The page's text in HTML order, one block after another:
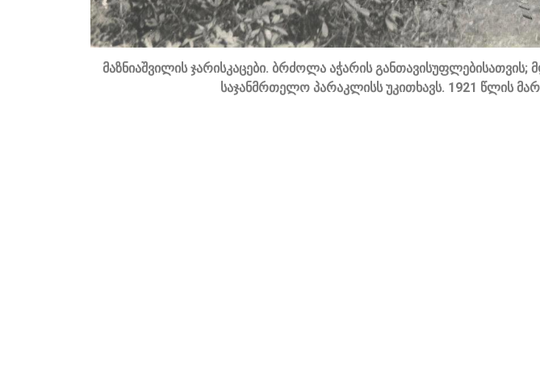
მაზნიაშვილის ჯარისკაცები. ბრძოლა აჭარის
საჯანმრთელო პარაკლისს უკითხავს. 1921 წლის